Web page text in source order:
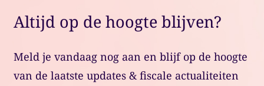
Altijd op de hoogte blijven?
Meld je vandaag nog aan en blijf op de hoogte
van de laatste updates & fiscale actualiteiten